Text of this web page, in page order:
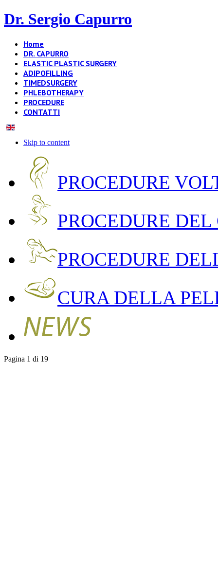
Dr. Sergio Capurro
Home
DR. CAPURRO
ELASTIC PLASTIC SURGERY
ADIPOFILLING
TIMEDSURGERY
PHLEBOTHERAPY
PROCEDURE
CONTATTI
Skip to content
PROCEDURE
PROCEDURE DEL
PROCEDURE
CURA DELLA
Pagina 1 di 19